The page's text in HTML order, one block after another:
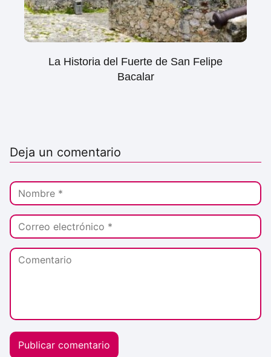
La Historia del Fuerte de San Felipe
Bacalar
Deja un comentario